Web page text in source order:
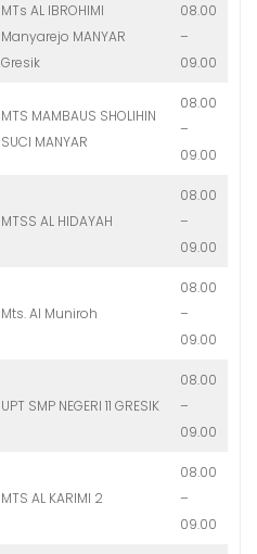
MTs AL IBROHIMI
Manyarejo MANYAR
Gresik
08.00
–
09.00
MTS MAMBAUS SHOLIHIN
SUCI MANYAR
08.00
–
09.00
MTSS AL HIDAYAH
08.00
–
09.00
Mts. Al Muniroh
08.00
–
09.00
UPT SMP NEGERI 11 GRESIK
08.00
–
09.00
MTS AL KARIMI 2
08.00
–
09.00